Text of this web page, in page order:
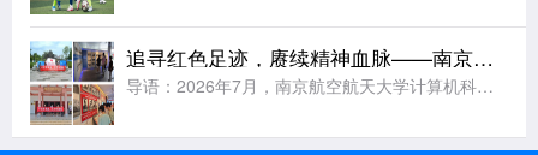
追寻红色足迹，赓续精神血脉——南京航空航天大学实践团赴五省多地开展暑期红色研学
导语：2026年7月，南京航空航天大学计算机科学与技术学院“行走学党史，守护中国红”实践团队利用暑期时间，分赴四川、陕西、湖南、江西、贵州等地革命旧址与红色场馆，开展以实地研学、问卷调研和群众访谈为主